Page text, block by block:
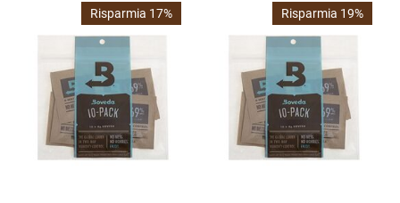
Risparmia 17% Risparmia 19%